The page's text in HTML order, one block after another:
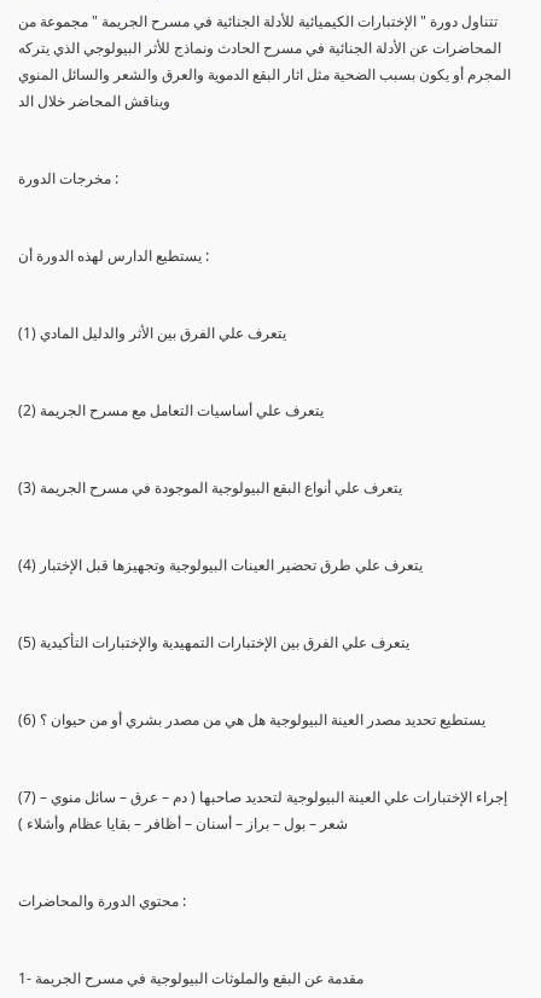
تتناول دورة " الإختبارات الكيميائية للأدلة الجنائية في مسرح الجريمة " مجموعة من
المحاضرات عن الأدلة الجنائية في مسرح الحادث ونماذج للأثر البيولوجي الذي يتركه
المجرم أو يكون بسبب الضحية مثل اثار البقع الدموية والعرق والشعر والسائل المنوي
ويناقش المحاضر خلال الد
مخرجات الدورة :
يستطيع الدارس لهذه الدورة أن :
(1) يتعرف علي الفرق بين الأثر والدليل المادي
(2) يتعرف علي أساسيات التعامل مع مسرح الجريمة
(3) يتعرف علي أنواع البقع البيولوجية الموجودة في مسرح الجريمة
(4) يتعرف علي طرق تحضير العينات البيولوجية وتجهيزها قبل الإختبار
(5) يتعرف علي الفرق بين الإختبارات التمهيدية والإختبارات التأكيدية
(6) يستطيع تحديد مصدر العينة البيولوجية هل هي من مصدر بشري أو من حيوان ؟
(7) إجراء الإختبارات علي العينة البيولوجية لتحديد صاحبها ( دم – عرق – سائل منوي –
شعر – بول – براز – أسنان – أظافر – بقايا عظام وأشلاء )
محتوي الدورة والمحاضرات :
1- مقدمة عن البقع والملوثات البيولوجية في مسرح الجريمة